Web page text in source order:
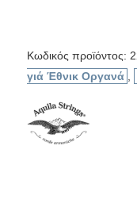
Κωδικός προϊόντος:
γιά Έθνικ Οργανά ,